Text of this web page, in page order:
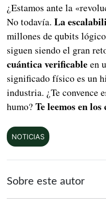
¿Estamos ante la
No todavía. La
millones de qubits
siguen siendo el gran
cuántica verificableen
significado físico es un
industria. ¿Te convence
humo? Te leemos en
NOTICIAS
Sobre este autor